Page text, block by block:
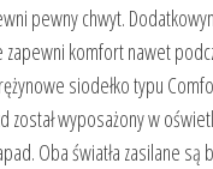
pewny chwyt.
komfort nawet
siodełko typu
wyposażony w
Oba światła zasilane